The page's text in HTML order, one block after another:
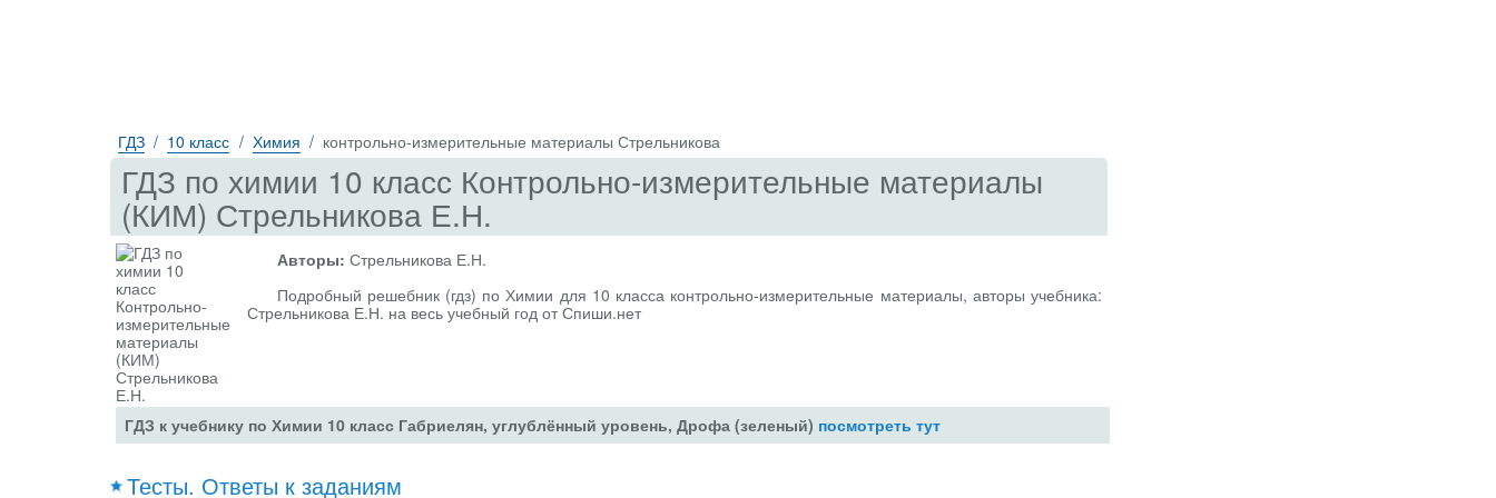
ГДЗ 10 класс Химия контрольно-измерительные материалы Стрельникова
ГДЗ по химии 10 класс Контрольно-измерительные материалы
(КИМ) Стрельникова Е.Н.
Авторы: Стрельникова Е.Н.
Подробный решебник (гдз) по Химии для 10 класса контрольно-измерительные материалы, авторы учебника:
Стрельникова Е.Н. на весь учебный год от Спиши.нет
ГДЗ к учебнику по Химии 10 класс Габриелян, углублённый уровень, Дрофа (зеленый) посмотреть тут
Тесты. Ответы к заданиям